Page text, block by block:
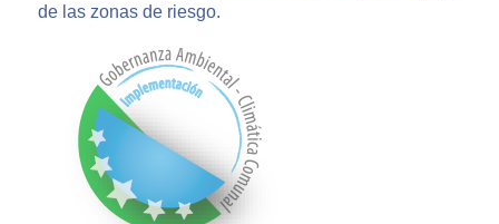
de las zonas de riesgo.